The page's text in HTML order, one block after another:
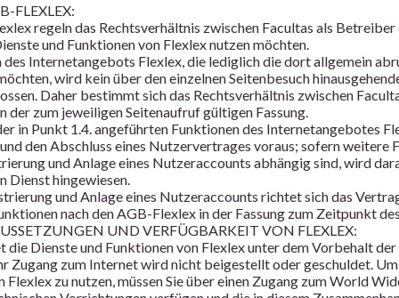
FLEXLEX:
regeln das Rechtsverhältnis zwischen Facultas als Betreiber
und Funktionen von Flexlex nutzen möchten.
des Internetangebots Flexlex, die lediglich die dort allgemein
wird kein über den einzelnen Seitenbesuch
Daher bestimmt sich das Rechtsverhältnis zwischen
der zum jeweiligen Seitenaufruf gültigen Fassung.
in Punkt 1.4. angeführten Funktionen des Internetangebotes
den Abschluss eines Nutzervertrages voraus; sofern weitere
und Anlage eines Nutzeraccounts abhängig sind, wird
Dienst hingewiesen.
und Anlage eines Nutzeraccounts richtet sich das
nach den AGB-Flexlex in der Fassung zum Zeitpunkt
UND VERFÜGBARKEIT VON FLEXLEX:
die Dienste und Funktionen von Flexlex unter dem Vorbehalt
Zugang zum Internet wird nicht beigestellt oder geschuldet.
Flexlex zu nutzen, müssen Sie über einen Zugang zum World